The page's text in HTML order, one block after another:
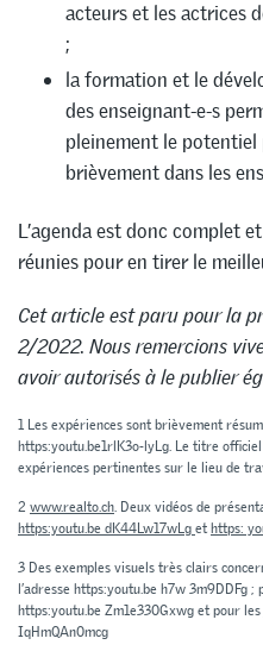
acteurs et les actrices
;
la formation et le
des enseignant-e-s
pleinement le
brièvement dans les
L’agenda est donc complet
réunies pour en tirer le
Cet article est paru pour la
2/2022. Nous remercions
avoir autorisés à le publier
1 Les expériences sont brièvement
https:youtu.be1rlK3o-lyLg. Le titre
expériences pertinentes sur le lieu de
2 www.realto.ch. Deux vidéos de
https:youtu.be dK44Lw17wLgethttps:
3 Des exemples visuels très clairs
l’adresse https:youtu.be h7w 3m9DDFg
https:youtu.be Zm1e330Gxwg et pour
IqHmQAn0mcg